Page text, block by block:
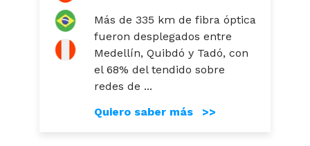
Más de 335 km de fibra óptica
fueron desplegados entre
Medellín, Quibdó y Tadó, con
el 68% del tendido sobre
redes de ...
Quiero saber más >>